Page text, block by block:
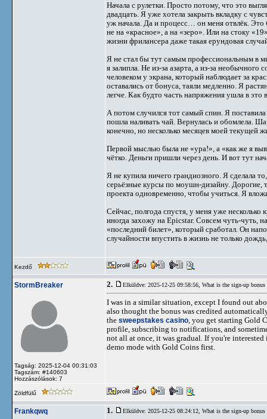
Начала с рулетки. Просто потому, что это
двадцать. Я уже хотела закрыть вкладку с
уж начала. Да и процесс… он меня отвлёк.
не на «красное», а на «зеро». Или на стоку
жизни фрилансера даже такая ерундовая
Я не стал бы тут самым профессиональным в
я залипла. Не из-за азарта, а из-за
человеком у экрана, который наблюдает за
оставались от бонуса, таяли медленно. Я
легче. Как будто часть напряжения ушла в это
А потом случился тот самый спин. Я
пошла наливать чай. Вернулась и обомлела.
конечно, но несколько месяцев моей текущей
Первой мыслью была не «ура!», а «как же я
чётко. Деньги пришли через день. И вот тут
Я не купила ничего грандиозного. Я сделала
серьёзные курсы по моушн-дизайну. Дорогие,
проекта одновременно, чтобы учиться. Я
Сейчас, полгода спустя, у меня уже
иногда захожу на Epicstar. Совсем чуть-чуть,
«последний билет», который сработал. Он
случайности впустить в жизнь не только
Kezdő
StormBreaker
Tagság: 2025-12-04 00:31:03
Tagszám: #140603
Hozzászólások: 7
2. Elküldve: 2025-12-25 09:58:56, What is the sign-up bonus
I was in a similar situation, except I found out
also thought the bonus was credited
the sweepstakes casino , you get starting Gold
profile, subscribing to notifications, and
not all at once, it was gradual. If you're
demo mode with Gold Coins first.
Zöldfülű
Frankqwq 1. Elküldve: 2025-12-25 08:24:12, What is the sign-up bonus